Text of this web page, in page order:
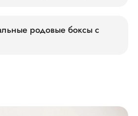
родовые боксы с